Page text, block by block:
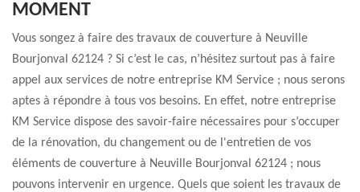
MOMENT
Vous songez à faire des travaux de couverture à Neuville
Bourjonval 62124 ? Si c’est le cas, n’hésitez surtout pas à faire
appel aux services de notre entreprise KM Service ; nous serons
aptes à répondre à tous vos besoins. En effet, notre entreprise
KM Service dispose des savoir-faire nécessaires pour s’occuper
de la rénovation, du changement ou de l'entretien de vos
éléments de couverture à Neuville Bourjonval 62124 ; nous
pouvons intervenir en urgence. Quels que soient les travaux de